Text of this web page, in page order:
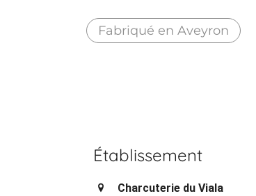
Fabriqué en Aveyron
Établissement
Charcuterie du Viala